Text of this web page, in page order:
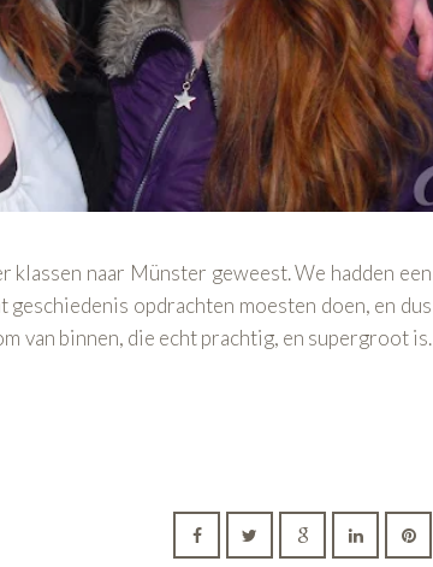
klassen naar Münster geweest. We hadden een
opdrachten moesten doen, en dus
van binnen, die echt prachtig, en supergroot is.